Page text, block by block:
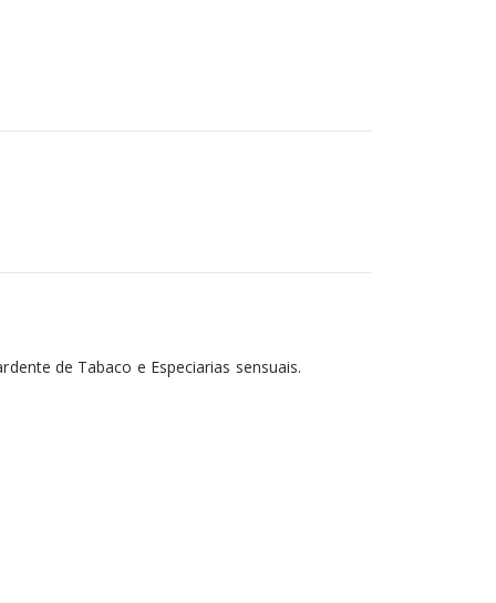
de Tabaco e Especiarias sensuais.